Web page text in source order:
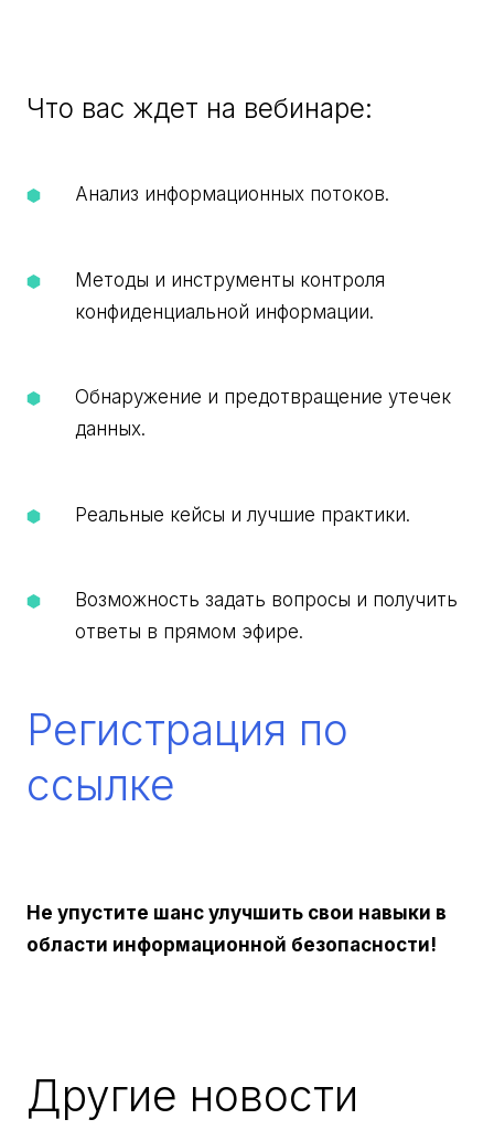
Что вас ждет на вебинаре:
Анализ информационных потоков.
Методы и инструменты контроля
конфиденциальной информации.
Обнаружение и предотвращение утечек
данных.
Реальные кейсы и лучшие практики.
Возможность задать вопросы и получить
ответы в прямом эфире.
Регистрация по
ссылке
Не упустите шанс улучшить свои навыки в
области информационной безопасности!
Другие новости